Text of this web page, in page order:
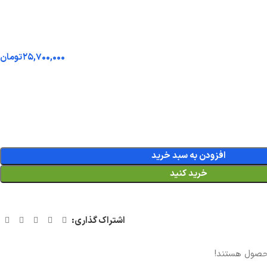
۲۵,۷۰۰,۰۰۰تومان
افزودن به سبد خرید
خرید کنید
اشتراک گذاری:
هستند!